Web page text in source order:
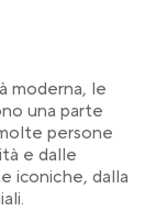
moderna, le
una parte
persone
e dalle
iconiche, dalla